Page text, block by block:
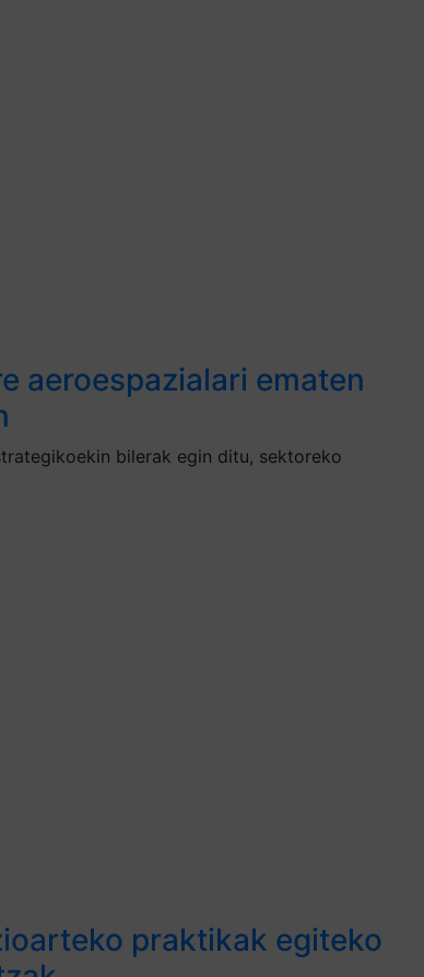
aeroespazialari ematen
bilerak egin ditu, sektoreko
praktikak egiteko